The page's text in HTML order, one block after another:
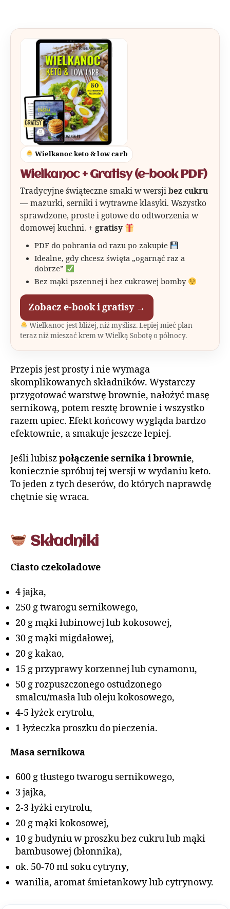
Wielkanoc keto & low carb
Wielkanoc + Gratisy (e-book PDF)
Tradycyjne świąteczne smaki w wersji bez cukru
— mazurki, serniki i wytrawne klasyki. Wszystko
sprawdzone, proste i gotowe do odtworzenia w
domowej kuchni. + gratisy
PDF do pobrania od razu po zakupie
Idealne, gdy chcesz święta „ogarnąć raz a
dobrze”
Bez mąki pszennej i bez cukrowej bomby
Zobacz e-book i gratisy →
Wielkanoc jest bliżej, niż myślisz. Lepiej mieć plan
teraz niż mieszać krem w Wielką Sobotę o północy.
Przepis jest prosty i nie wymaga
skomplikowanych składników. Wystarczy
przygotować warstwę brownie, nałożyć masę
sernikową, potem resztę brownie i wszystko
razem upiec. Efekt końcowy wygląda bardzo
efektownie, a smakuje jeszcze lepiej.
Jeśli lubiszpołączenie sernika i brownie,
koniecznie spróbuj tej wersji w wydaniu keto.
To jeden z tych deserów, do których naprawdę
chętnie się wraca.
Składniki
Ciasto czekoladowe
4 jajka,
250 g twarogu sernikowego,
20 g mąki łubinowej lub kokosowej,
30 g mąki migdałowej,
20 g kakao,
15 g przyprawy korzennej lub cynamonu,
50 g rozpuszczonego ostudzonego
smalcu/masła lub oleju kokosowego,
4-5 łyżek erytrolu,
1 łyżeczka proszku do pieczenia.
Masa sernikowa
600 g tłustego twarogu sernikowego,
3 jajka,
2-3 łyżki erytrolu,
20 g mąki kokosowej,
10 g budyniu w proszku bez cukru lub mąki
bambusowej (błonnika),
ok. 50-70 ml soku cytryny,
wanilia, aromat śmietankowy lub cytrynowy.